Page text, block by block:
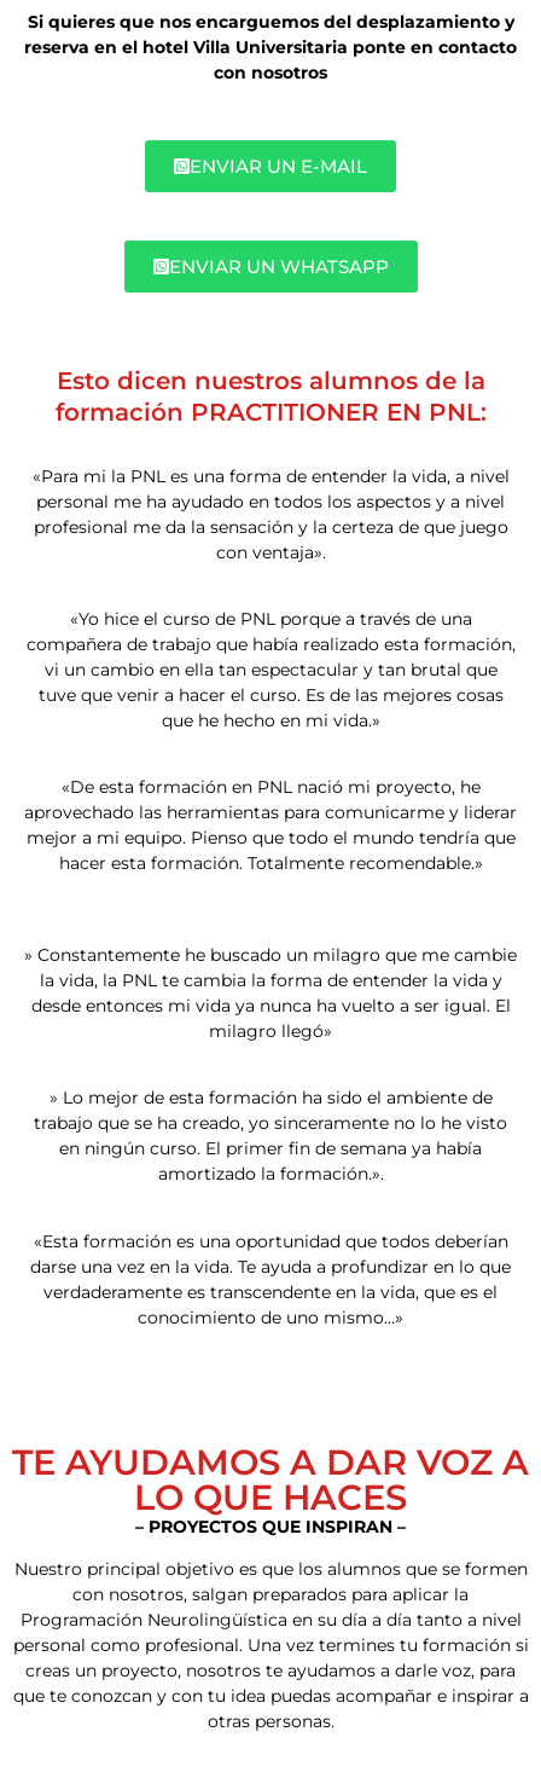
Si quieres que nos encarguemos del desplazamiento y
reserva en el hotel Villa Universitaria ponte en contacto
con nosotros
ENVIAR UN E-MAIL
ENVIAR UN WHATSAPP
Esto dicen nuestros alumnos de la
formación PRACTITIONER EN PNL:
«Para mi la PNL es una forma de entender la vida, a nivel
personal me ha ayudado en todos los aspectos y a nivel
profesional me da la sensación y la certeza de que juego
con ventaja».
«Yo hice el curso de PNL porque a través de una
compañera de trabajo que había realizado esta formación,
vi un cambio en ella tan espectacular y tan brutal que
tuve que venir a hacer el curso. Es de las mejores cosas
que he hecho en mi vida.»
«De esta formación en PNL nació mi proyecto, he
aprovechado las herramientas para comunicarme y liderar
mejor a mi equipo. Pienso que todo el mundo tendría que
hacer esta formación. Totalmente recomendable.»
» Constantemente he buscado un milagro que me cambie
la vida, la PNL te cambia la forma de entender la vida y
desde entonces mi vida ya nunca ha vuelto a ser igual. El
milagro llegó»
» Lo mejor de esta formación ha sido el ambiente de
trabajo que se ha creado, yo sinceramente no lo he visto
en ningún curso. El primer fin de semana ya había
amortizado la formación.».
«Esta formación es una oportunidad que todos deberían
darse una vez en la vida. Te ayuda a profundizar en lo que
verdaderamente es transcendente en la vida, que es el
conocimiento de uno mismo…»
TE AYUDAMOS A DAR VOZ A
LO QUE HACES
– PROYECTOS QUE INSPIRAN –
Nuestro principal objetivo es que los alumnos que se formen
con nosotros, salgan preparados para aplicar la
Programación Neurolingüística en su día a día tanto a nivel
personal como profesional. Una vez termines tu formación si
creas un proyecto, nosotros te ayudamos a darle voz, para
que te conozcan y con tu idea puedas acompañar e inspirar a
otras personas.